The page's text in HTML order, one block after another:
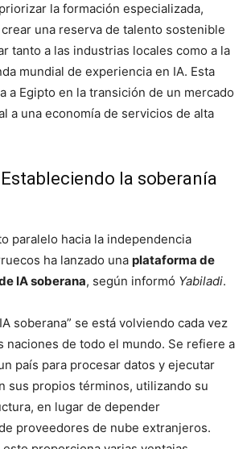
la formación especializada,
una reserva de talento sostenible
tanto a las industrias locales como a la
mundial de experiencia en IA. Esta
a Egipto en la transición de un mercado
a una economía de servicios de alta
la soberanía
paralelo hacia la independencia
ha lanzado una plataforma de
IA soberana, según informó Yabiladi.
soberana” se está volviendo cada vez
naciones de todo el mundo. Se refiere a
país para procesar datos y ejecutar
sus propios términos, utilizando su
en lugar de depender
proveedores de nube extranjeros.